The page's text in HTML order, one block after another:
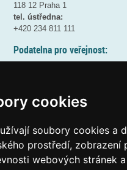
cookies
soubory cookies a
prostředí, zobrazení
webových stránek
118 12 Praha 1
tel. ústředna:
+420 234 811 111
Podatelna pro veřejnost:
(více informací
Elektronická podatelna:
posta@msmtgov cz